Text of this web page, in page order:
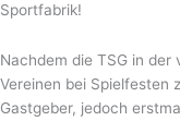
Sportfabrik!
Nachdem die TSG in der
Vereinen bei Spielfesten
Gastgeber, jedoch